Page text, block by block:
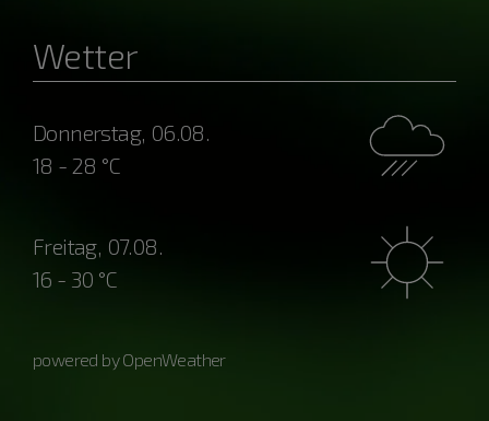
Wetter
Donnerstag, 06.08.
18 - 28 °C
Freitag, 07.08.
16 - 30 °C
powered by OpenWeather